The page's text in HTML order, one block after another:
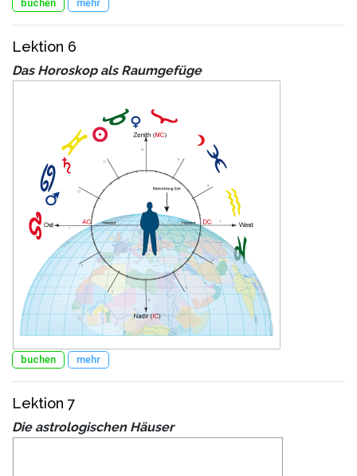
buchen mehr
Lektion 6
Das Horoskop als Raumgefüge
buchen mehr
Lektion 7
Die astrologischen Häuser